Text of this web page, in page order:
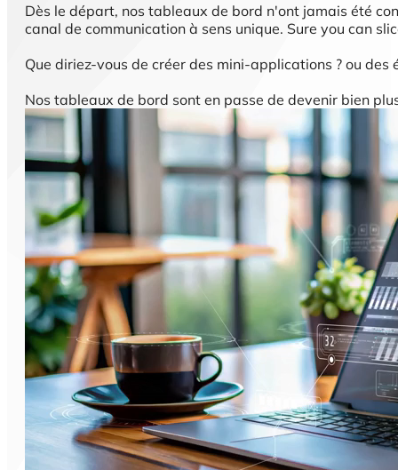
Dès le départ, nos tableaux de bord n'ont jamais été
canal de communication à sens unique. Sure you can
Que diriez-vous de créer des mini-applications ? ou
Nos tableaux de bord sont en passe de devenir bien